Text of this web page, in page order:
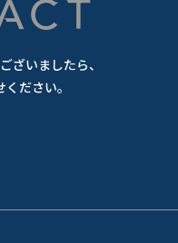
ざいましたら、
ださい。